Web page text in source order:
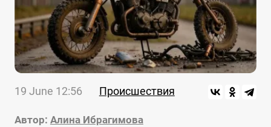
19 June 12:56 Происшествия
Автор: Алина Ибрагимова